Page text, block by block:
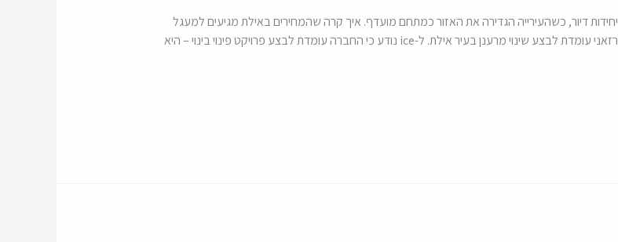
חברת י.ד ברזאני תבצע פינוי בינוי בשכונת הדקל. היא תבנה כ-300 יחידות דיור, כשהעירייה הגדירה את האזור כמתחם מועדף. איך קרה שהמחירים באילת מגיעים למעגל
השלישי לתל אביב? סמנכ"ל ועורך דין החברה מסבירים חברת י.ד ברזאני עומדת לבצע שינוי מרענן בעיר אילת. ל-ice נודע כי החברה עומדת לבצע פרויקט פינוי בינוי – היא